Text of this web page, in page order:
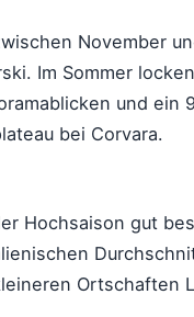
November
Im Sommer
und ein
bei Corvara.
Hochsaison gut
Ortschaften